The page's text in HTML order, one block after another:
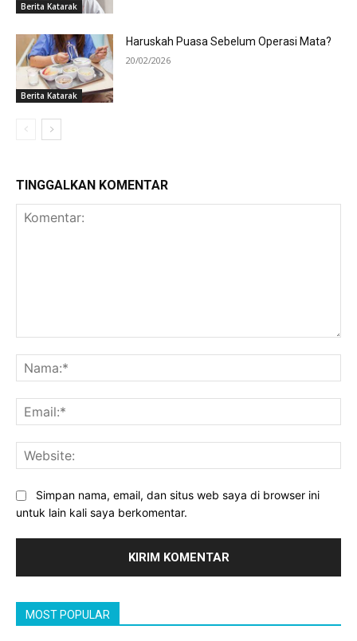
Berita Katarak
Berita Katarak
Haruskah Puasa Sebelum Operasi Mata?
20/02/2026
TINGGALKAN KOMENTAR
Simpan nama, email, dan situs web saya di browser ini
untuk lain kali saya berkomentar.
MOST POPULAR